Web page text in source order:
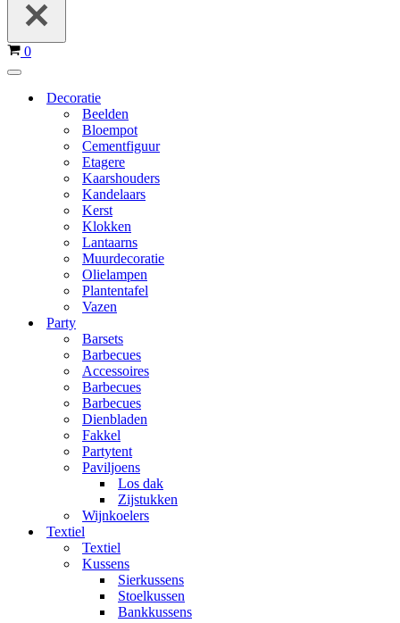
Winkelwagen
0
Navigatie
Decoratie
Beelden
Bloempot
Cementfiguur
Etagere
Kaarshouders
Kandelaars
Kerst
Klokken
Lantaarns
Muurdecoratie
Olielampen
Plantentafel
Vazen
Party
Barsets
Barbecues
Accessoires
Barbecues
Barbecues
Dienbladen
Fakkel
Partytent
Paviljoens
Los dak
Zijstukken
Wijnkoelers
Textiel
Textiel
Kussens
Sierkussens
Stoelkussen
Bankkussens